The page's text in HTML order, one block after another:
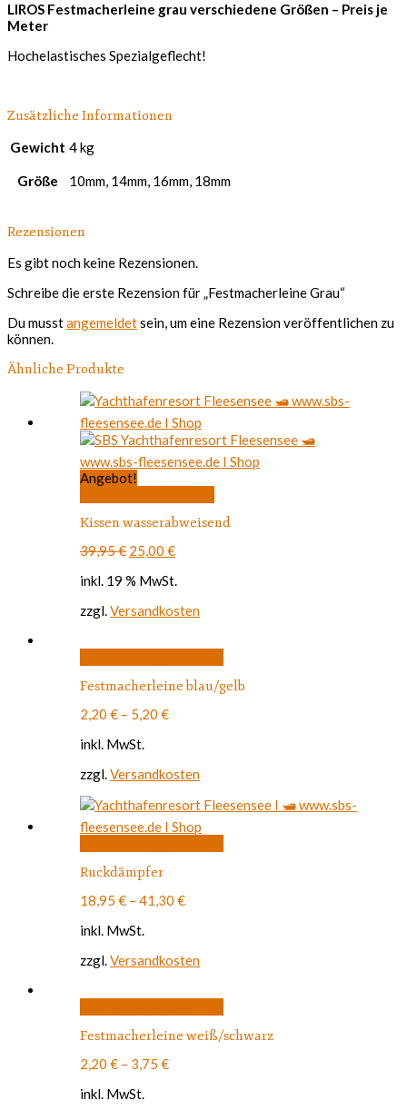
LIROS Festmacherleine grau verschiedene Größen – Preis je
Meter
Hochelastisches Spezialgeflecht!
Zusätzliche Informationen
Gewicht 4 kg
Größe 10mm, 14mm, 16mm, 18mm
Rezensionen
Es gibt noch keine Rezensionen.
Schreibe die erste Rezension für „Festmacherleine Grau“
Du musstangemeldetsein, um eine Rezension veröffentlichen zu
können.
Ähnliche Produkte
Angebot!
Kissen wasserabweisend
39,95€ Ursprünglicher
war:
25,00 €Aktueller
ist:
inkl. 19 % MwSt.
zzgl.Versandkosten
weist
auf
Produktseite
gewählt
Festmacherleine blau/gelb
2,20 € – 5,20 €
inkl. MwSt.
zzgl.Versandkosten
gewählt
Ruckdämpfer
18,95 € – 41,30 €
inkl. MwSt.
zzgl.Versandkosten
weist
Festmacherleine weiß/schwarz
2,20 € – 3,75 €
inkl. MwSt.